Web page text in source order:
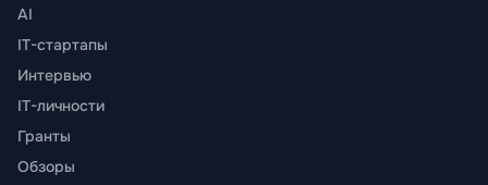
AI
IT-стартапы
Интервью
IT-личности
Гранты
Обзоры